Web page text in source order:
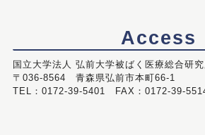
Access
国立大学法人 弘前大学被ばく医療総合研
〒036-8564 青森県弘前市本町66-1
TEL：0172-39-5401 FAX：0172-39-